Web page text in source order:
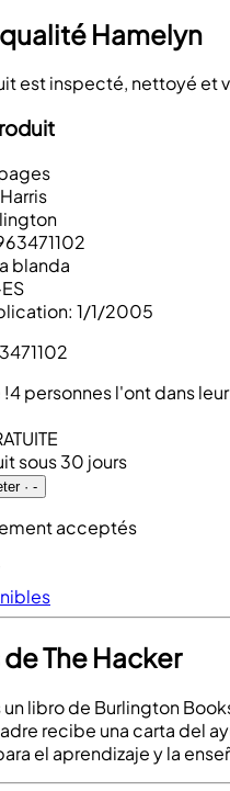
Hamelyn
est inspecté, nettoyé et
blanda
: 1/1/2005
4 personnes l'ont dans
sous 30 jours
· -
acceptés
The Hacker
un libro de Burlington
recibe una carta del
el aprendizaje y la